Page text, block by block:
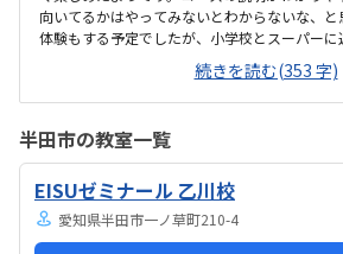
向いてるかはやってみないとわからないな、
体験もする予定でしたが、小学校とスーパー
めました。息子はゲーミングチェアに初めて座
す。開放的というよりは、落ち着いて楽しめる
っていそうです。少し高いなという印象です
ました。日頃はSwitchで、マイクラやぽこあポ
でいます。担当の方と相談して今回のコース
と勧められました。
続きを読む(353 字)
半田市の教室一覧
EISUゼミナール 乙川校
愛知県半田市一ノ草町210-4